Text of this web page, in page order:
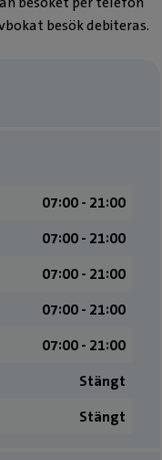
besök debiteras.
07:00 ­- 21:00
07:00 ­- 21:00
07:00 ­- 21:00
07:00 ­- 21:00
07:00 ­- 21:00
Stängt
Stängt